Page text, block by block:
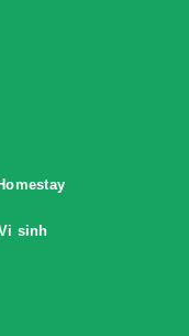
sinh